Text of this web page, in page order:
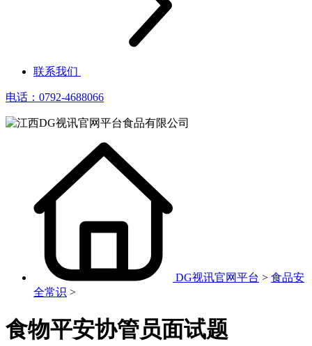
联系我们
电话：0792-4688066
DG视讯官网平台 > 食品安
全常识 >
食物平安协管员面试题